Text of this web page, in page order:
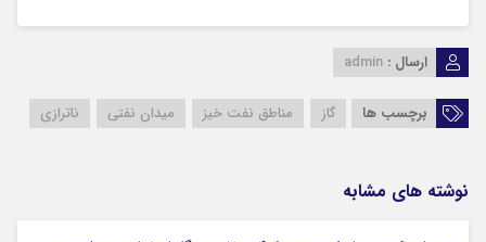
ارسال : admin
برچسب ها گاز مناطق نفت خیز میدان نفتی ناترازی
نوشته های مشابه